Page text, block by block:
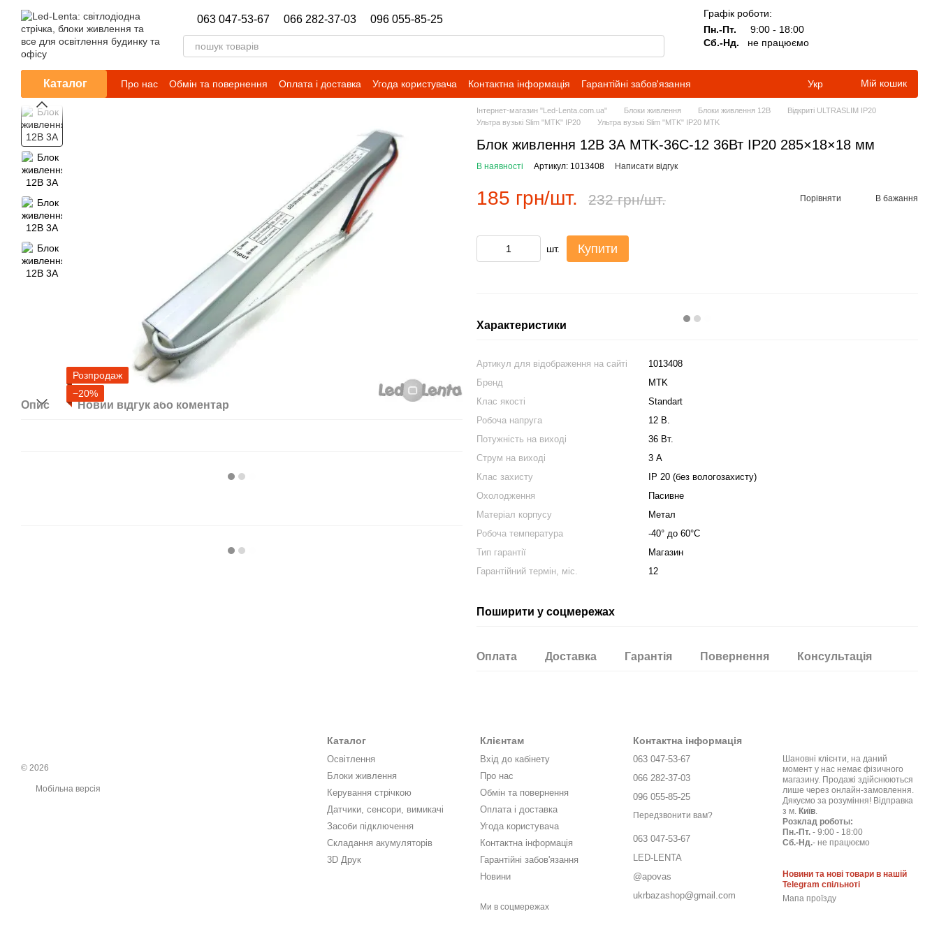
Перейти до основного контенту
063 047-53-67 066 282-37-03 096 055-85-25
Графік роботи:
Пн.-Пт.
9:00 - 18:00
Сб.-Нд.
не працюємо
Каталог Про нас Обмін та повернення Оплата і доставка Угода користувача Контактна інформація
Гарантійні забов'язання
Новини
Укр Мій кошик
Розпродаж
−20%
Опис Новий відгук або коментар
Інтернет-магазин "Led-Lenta.com.ua" Блоки живлення Блоки живлення 12В
Відкриті ULTRASLIM IP20
Ультра вузькі Slim "MTK" IP20
Ультра вузькі Slim "MTK" IP20 MTK
Блок живлення 12В 3А MTK-36C-12 36Вт IP20 285×18×18 мм
В наявності Артикул: 1013408 Написати відгук
185 грн/шт. 232 грн/шт. Порівняти В бажання
шт. Купити
Характеристики
Артикул для відображення на сайті
1013408
Бренд
MTK
Клас якості
Standart
Робоча напруга
12 В.
Потужність на виході
36 Вт.
Струм на виході
3 А
Клас захисту
IP 20 (без вологозахисту)
Охолодження
Пасивне
Матеріал корпусу
Метал
Робоча температура
-40° до 60°C
Тип гарантії
Магазин
Гарантійний термін, міс.
12
Поширити у соцмережах
Оплата Доставка Гарантія Повернення Консультація
© 2026
Мобільна версія
Каталог
Освітлення
Блоки живлення
Керування стрічкою
Датчики, сенсори, вимикачі
Засоби підключення
Складання акумуляторів
3D Друк
Клієнтам
Вхід до кабінету
Про нас
Обмін та повернення
Оплата і доставка
Угода користувача
Контактна інформація
Гарантійні забов'язання
Новини
Ми в соцмережах
Контактна інформація
063 047-53-67
066 282-37-03
096 055-85-25
Передзвонити вам?
063 047-53-67
LED-LENTA
@apovas
ukrbazashop@gmail.com
Шановні клієнти, на даний
момент у нас немає фізичного
магазину. Продажі здійснюються
лише через онлайн-замовлення.
Дякуємо за розуміння! Відправка
з м. Київ.
Розклад роботы:
Пн.-Пт. - 9:00 - 18:00
Сб.-Нд.- не працюємо
Новини та нові товари в нашій
Telegram спільноті
Мапа проїзду